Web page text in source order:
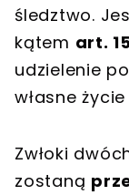
śledztwo.
kątem art.
udzielenie
własne
Zwłoki
zostaną